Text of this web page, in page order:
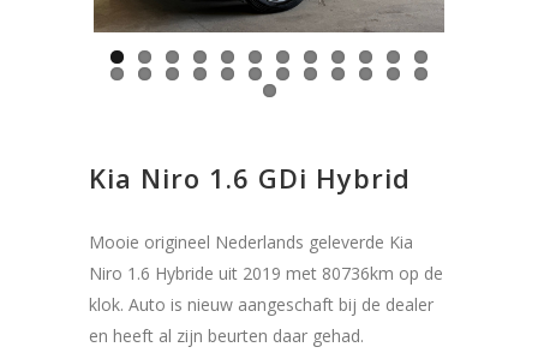
Kia Niro 1.6 GDi Hybrid
Mooie origineel Nederlands geleverde Kia
Niro 1.6 Hybride uit 2019 met 80736km op de
klok. Auto is nieuw aangeschaft bij de dealer
en heeft al zijn beurten daar gehad.